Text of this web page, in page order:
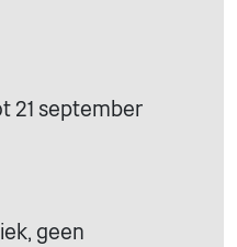
21 september
geen